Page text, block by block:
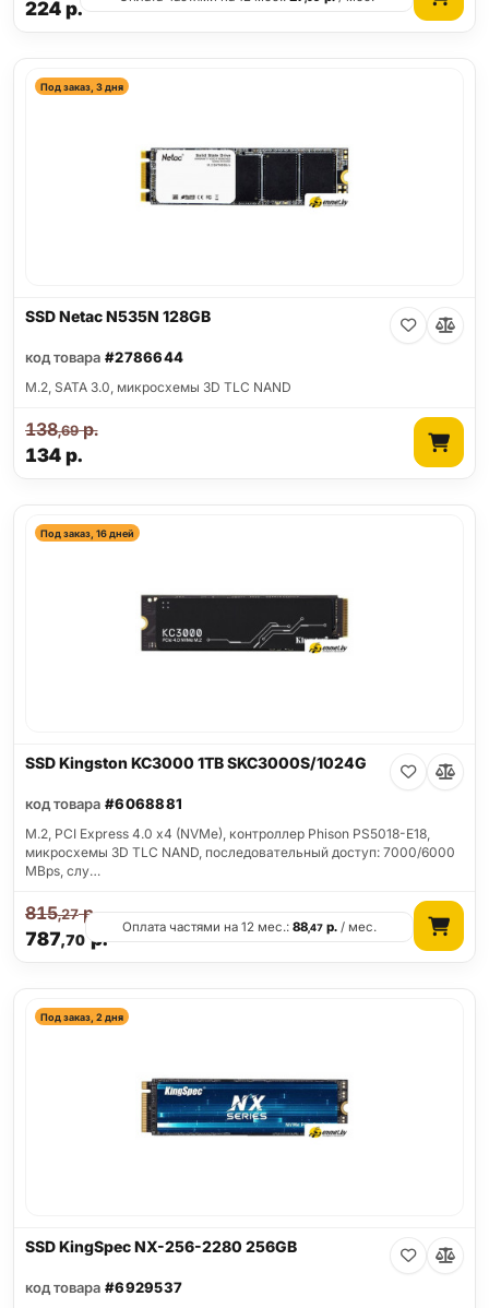
224р.
Под заказ, 3 дня
SSD Netac N535N 128GB
код товара #2786644
M.2, SATA 3.0, микросхемы 3D TLC NAND
134р.
138,69р.
Под заказ, 16 дней
SSD Kingston KC3000 1TB SKC3000S/1024G
код товара #6068881
M.2, PCI Express 4.0 x4 (NVMe), контроллер Phison PS5018-E18,
микросхемы 3D TLC NAND, последовательный доступ: 7000/6000
MBps, слу…
787,70р.
815,27р.
Оплата частями на 12 мес.:88,47 р. / мес.
Под заказ, 2 дня
SSD KingSpec NX-256-2280 256GB
код товара #6929537